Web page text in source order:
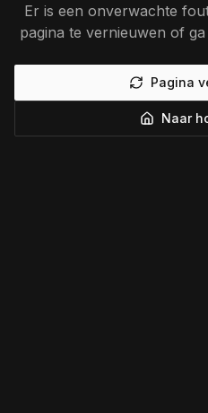
Er is een onverwachte
pagina te vernieuwen of
Pagina
Naar